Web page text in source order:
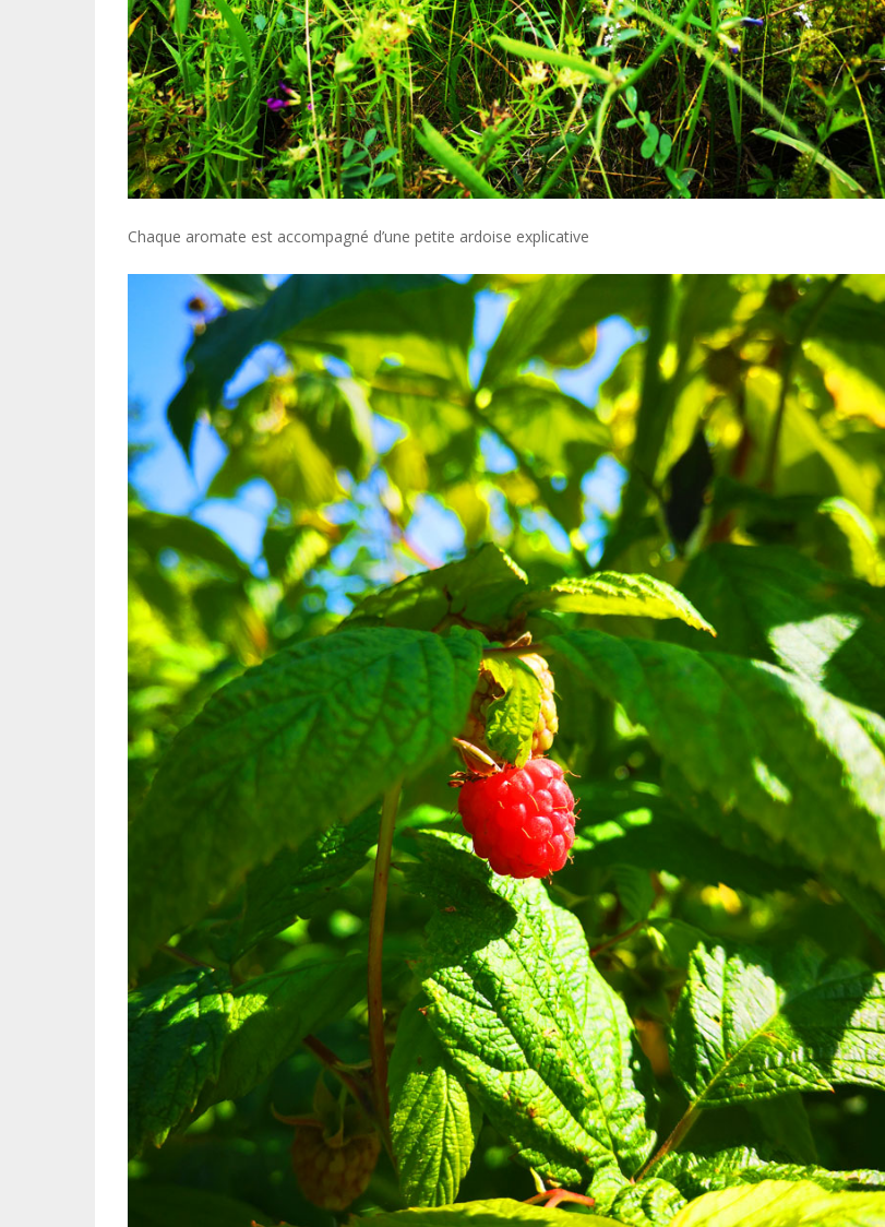
Chaque aromate est accompagné d’une petite ardoise explicative